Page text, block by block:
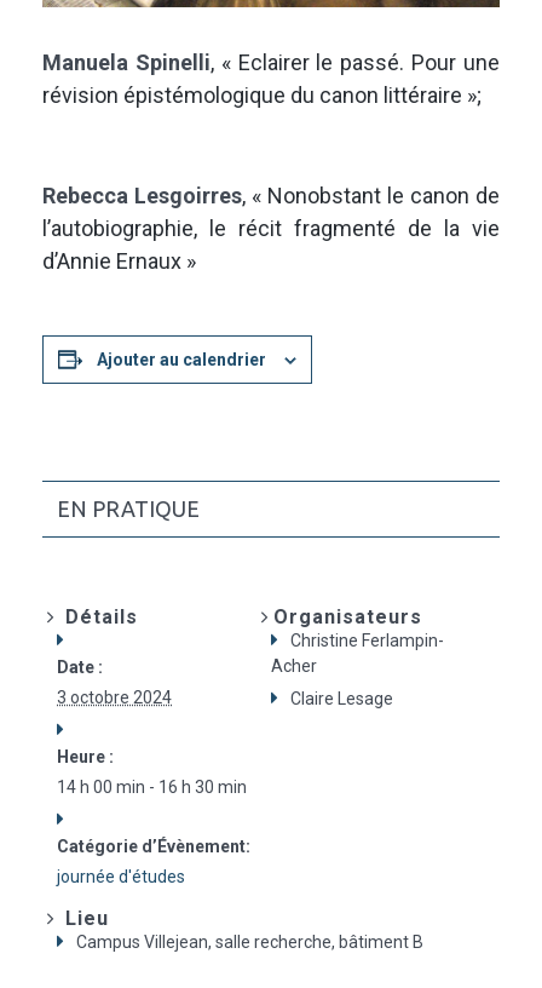
Manuela Spinelli, « Eclairer le passé. Pour une
révision épistémologique du canon littéraire »;
Rebecca Lesgoirres, « Nonobstant le canon de
l’autobiographie, le récit fragmenté de la vie
d’Annie Ernaux »
Ajouter au calendrier
EN PRATIQUE
Détails
Date :
3 octobre 2024
Heure :
14 h 00 min - 16 h 30 min
Catégorie d’Évènement:
journée d'études
Lieu
Campus Villejean, salle recherche, bâtiment B
Organisateurs
Christine Ferlampin-
Acher
Claire Lesage